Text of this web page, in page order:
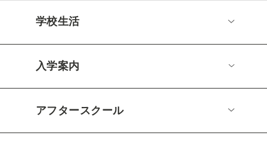
学校生活
入学案内
アフタースクール